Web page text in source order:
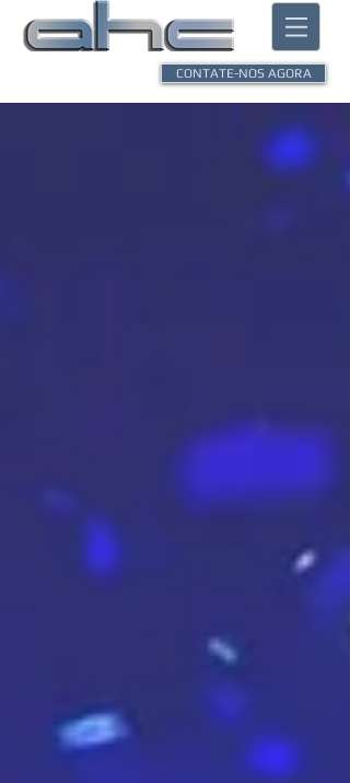
CONTATE-NOS AGORA